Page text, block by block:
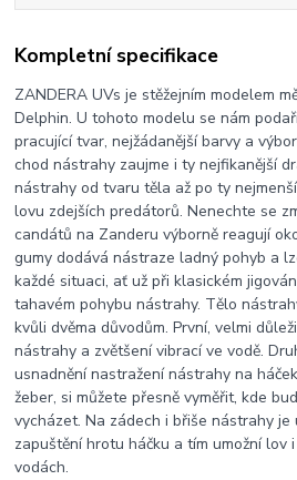
Kompletní specifikace
ZANDERA UVs je stěžejním modelem
Delphin. U tohoto modelu se nám
pracující tvar, nejžádanější barvy a
chod nástrahy zaujme i ty nejfikanější
nástrahy od tvaru těla až po ty
lovu zdejších predátorů. Nenechte se
candátů na Zanderu výborně reagují
gumy dodává nástraze ladný pohyb a
každé situaci, ať už při klasickém
tahavém pohybu nástrahy. Tělo
kvůli dvěma důvodům. První, velmi
nástrahy a zvětšení vibrací ve vodě.
usnadnění nastražení nástrahy na
žeber, si můžete přesně vyměřit, kde
vycházet. Na zádech i břiše nástrahy je
zapuštění hrotu háčku a tím umožní lov
vodách.